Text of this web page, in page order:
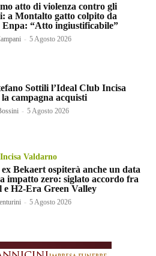
atto di violenza contro gli
a Montalto gatto colpito da
“Atto ingiustificabile”
- 5 Agosto 2026
Sottili l’Ideal Club Incisa
campagna acquisti
- 5 Agosto 2026
Valdarno
ex Bekaert ospiterà anche un data
impatto zero: siglato accordo fra
e H2-Era Green Valley
- 5 Agosto 2026